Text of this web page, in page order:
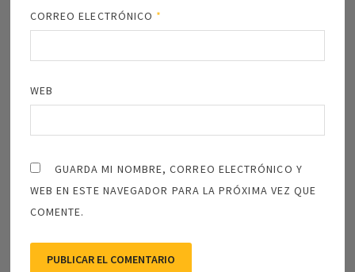
CORREO ELECTRÓNICO *
WEB
GUARDA MI NOMBRE, CORREO ELECTRÓNICO Y
WEB EN ESTE NAVEGADOR PARA LA PRÓXIMA VEZ QUE
COMENTE.